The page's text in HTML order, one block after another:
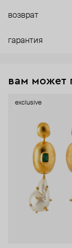
возврат
гарантия
вам может
exclusive